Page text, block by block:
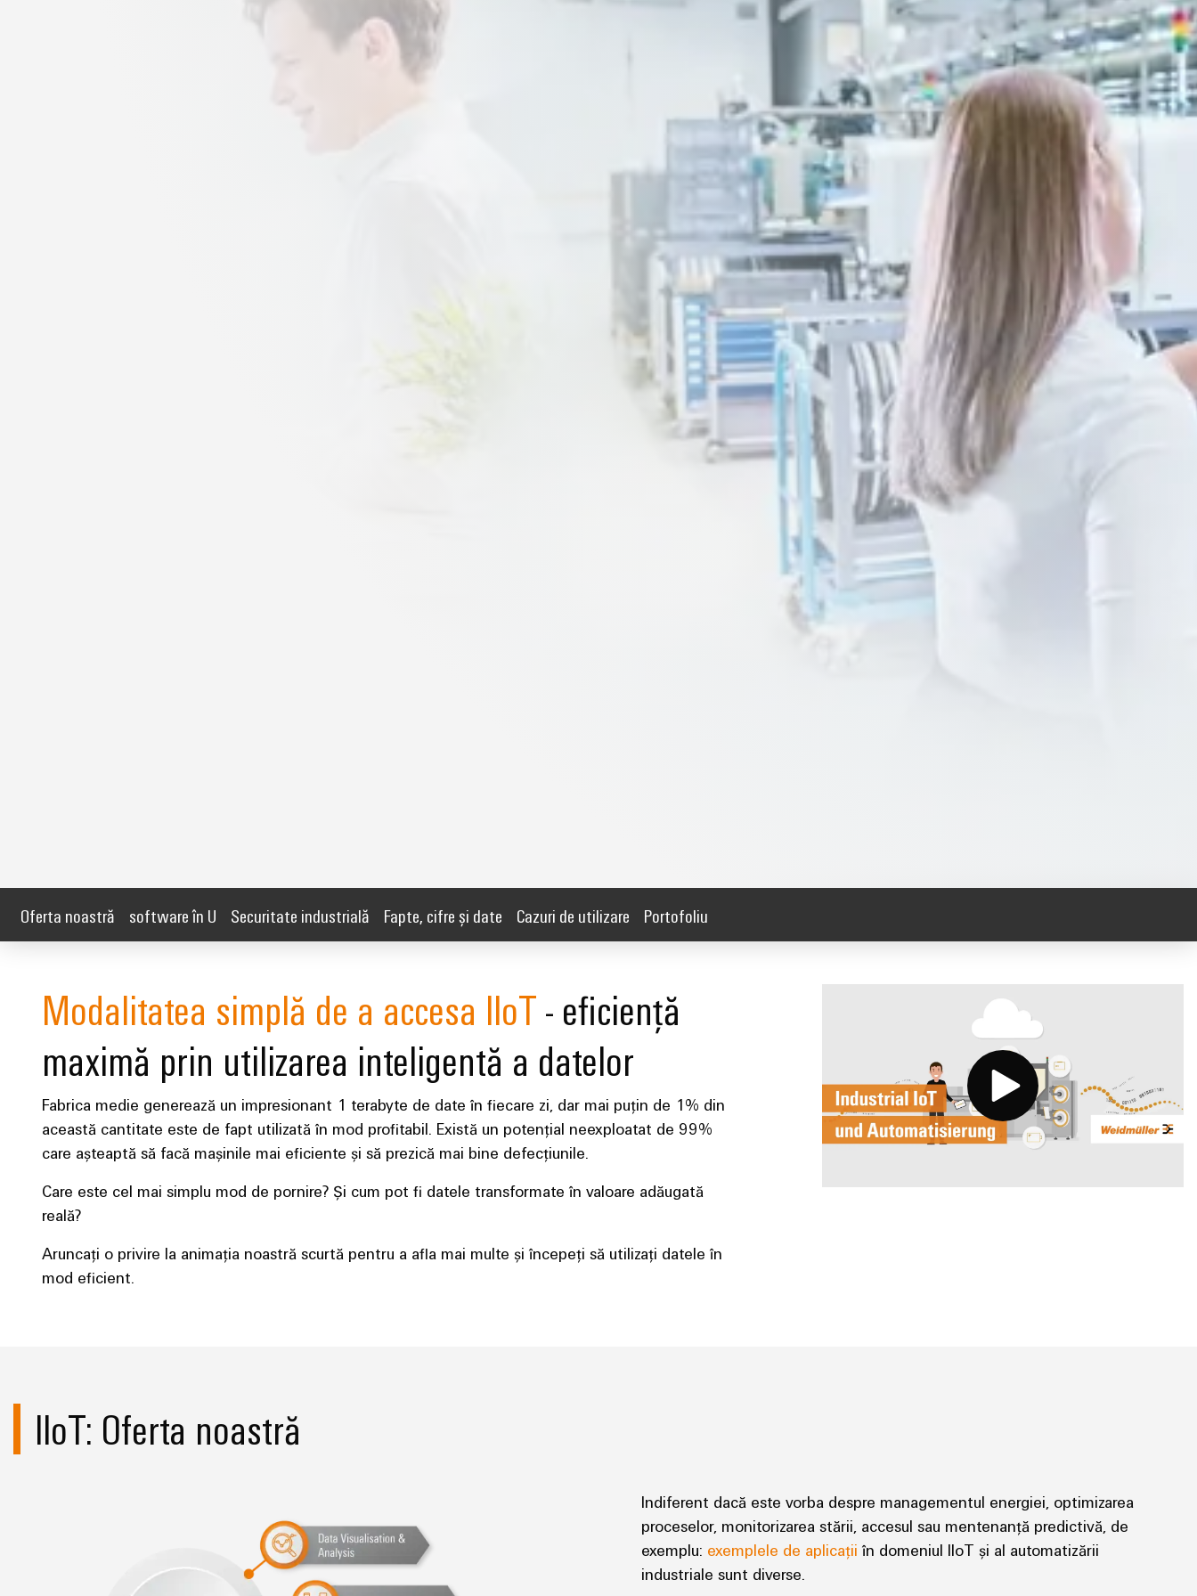
Oferta noastră software în U Securitate industrială​ Fapte, cifre și date Cazuri de utilizare Portofoliu
Modalitatea simplă de a accesa IIoT- eficiență
maximă prin utilizarea inteligentă a datelor
Fabrica medie generează un impresionant 1 terabyte de date în fiecare zi, dar mai puțin de 1% din
această cantitate este de fapt utilizată în mod profitabil. Există un potențial neexploatat de 99%
care așteaptă să facă mașinile mai eficiente și să prezică mai bine defecțiunile.
Care este cel mai simplu mod de pornire? Și cum pot fi datele transformate în valoare adăugată
reală?
Aruncați o privire la animația noastră scurtă pentru a afla mai multe și începeți să utilizați datele în
mod eficient.
IIoT: Oferta noastră
Indiferent dacă este vorba despre managementul energiei, optimizarea
proceselor, monitorizarea stării, accesul sau mentenanță predictivă, de
exemplu: exemplele de aplicații în domeniul IIoT și al automatizării
industriale sunt diverse.